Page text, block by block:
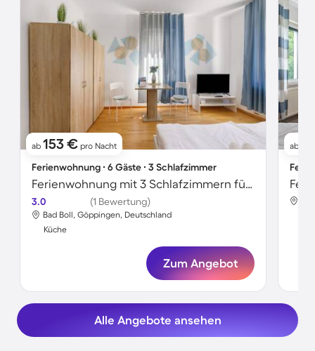
ab 153 € pro Nacht
Ferienwohnung ∙ 6 Gäste ∙ 3 Schlafzimmer
Ferienwohnung mit 3 Schlafzimmern für 6 Personen
3.0 (1 Bewertung)
Bad Boll, Göppingen, Deutschland
Küche
Zum Angebot
ab
Alle Angebote ansehen